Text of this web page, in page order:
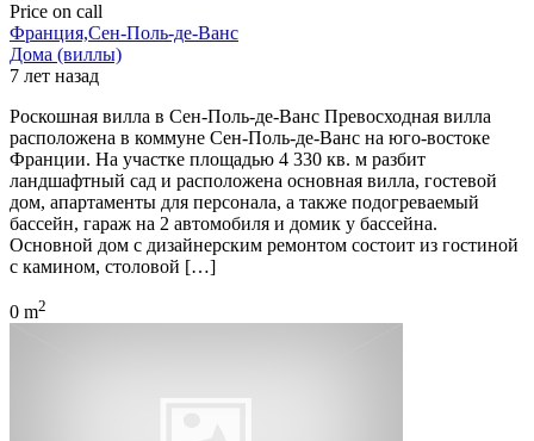
Price on call
Франция,Сен-Поль-де-Ванс
Дома (виллы)
7 лет назад
Роскошная вилла в Сен-Поль-де-Ванс Превосходная вилла
расположена в коммуне Сен-Поль-де-Ванс на юго-востоке
Франции. На участке площадью 4 330 кв. м разбит
ландшафтный сад и расположена основная вилла, гостевой
дом, апартаменты для персонала, а также подогреваемый
бассейн, гараж на 2 автомобиля и домик у бассейна.
Основной дом с дизайнерским ремонтом состоит из гостиной
с камином, столовой […]
0 m2